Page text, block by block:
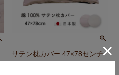
サテン枕カバー 47×78センチ